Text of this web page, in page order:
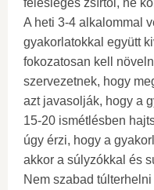
felesleges zsírtól, ne
A heti 3-4 alkalommal
gyakorlatokkal együtt
fokozatosan kell
szervezetnek, hogy
azt javasolják, hogy a
15-20 ismétlésben
úgy érzi, hogy a
akkor a súlyzókkal és
Nem szabad